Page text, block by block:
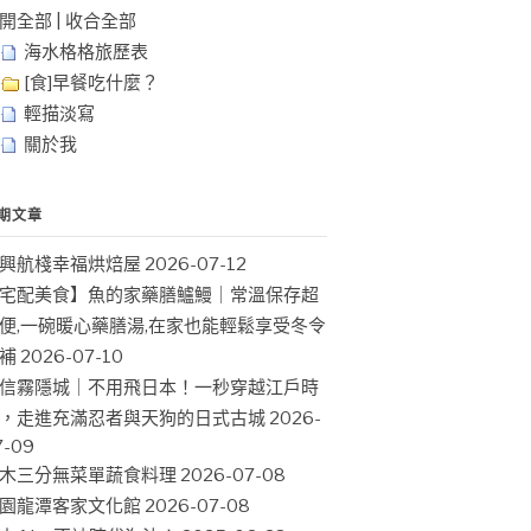
全部
收合全部
海水格格旅歷表
[食]早餐吃什麼？
輕描淡寫
關於我
文章
航棧幸福烘焙屋 2026-07-12
配美食】魚的家藥膳鱸鰻｜常溫保存超
,一碗暖心藥膳湯,在家也能輕鬆享受冬令
2026-07-10
霧隱城｜不用飛日本！一秒穿越江戶時
走進充滿忍者與天狗的日式古城 2026-
09
三分無菜單蔬食料理 2026-07-08
龍潭客家文化館 2026-07-08